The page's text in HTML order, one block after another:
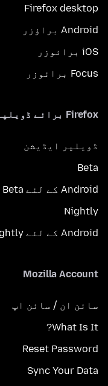
Firefox desktop
Android براؤزر
iOS برائوزر
Focus برائوزر
Firefox برائے ڈویلپرز
ڈویلپر ایڈیشن
Beta
Android کے لئے Beta
Nightly
Android کے لئے Nightly
Mozilla Account
سائن ان / سائن اپ
What Is It?
Reset Password
Sync Your Data